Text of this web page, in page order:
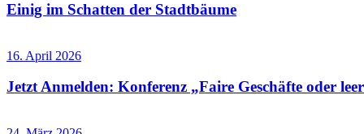
Einig im Schatten der Stadtbäume
16. April 2026
Jetzt Anmelden: Konferenz „Faire Geschäfte oder